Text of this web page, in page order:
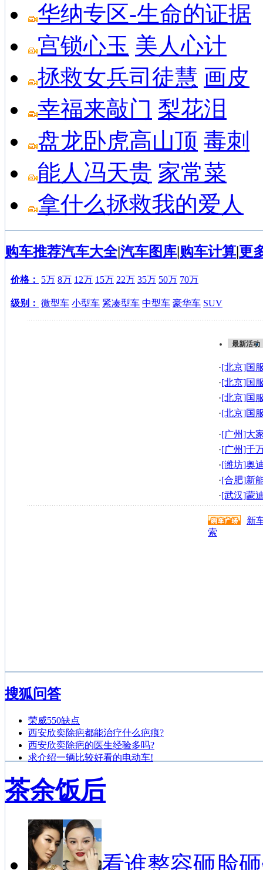
华纳专区-生命的证据
宫锁心玉 美人心计
拯救女兵司徒慧 画皮
幸福来敲门 梨花泪
盘龙卧虎高山顶 毒刺
能人冯天贵 家常菜
拿什么拯救我的爱人
购车推荐汽车大全|汽车图库 购车计算 更
价格： 5万 8万 12万 15万 22万 35万 50万 70万
级别： 微型车 小型车 紧凑型车 中型车 豪华车 SUV
最新活动
·[北京]国
奥迪A6L
·[北京]国
最高直降
·[北京]国
最高直降
·[北京]国
最高直降
·[广州]大
场约定您
·[广州]千
到的豪车!
·[潍坊]奥
·[合肥]新
圆满落幕
·[武汉]蒙
新
索
搜狐问答
荣威550缺点
西安欣奕除疤都能治疗什么疤痕?
西安欣奕除疤的医生经验多吗?
求介绍一辆比较好看的电动车!
茶余饭后
看谁整容砸脸